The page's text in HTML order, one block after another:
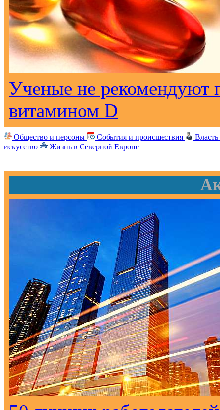
Ученые не рекомендуют
витамином D
Общество и персоны События и происшествия
искусство
Жизнь в Северной Европе